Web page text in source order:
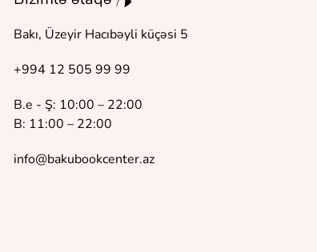
Bakı, Üzeyir Hacıbəyli küçəsi 5
+994 12 505 99 99
B.e - Ş: 10:00 – 22:00
B: 11:00 – 22:00
info@bakubookcenter.az